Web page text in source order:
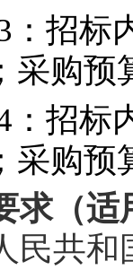
3：招
采购预
4：招
采购预
求（适
民共